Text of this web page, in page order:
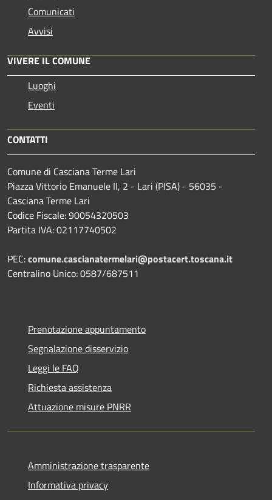
Comunicati
Avvisi
VIVERE IL COMUNE
Luoghi
Eventi
CONTATTI
Comune di Casciana Terme Lari
Piazza Vittorio Emanuele II, 2 - Lari (PISA) - 56035 -
Casciana Terme Lari
Codice Fiscale: 90054320503
Partita IVA: 02117740502
PEC:comune.cascianatermelari@postacert.toscana.it
Centralino Unico: 0587/687511
Prenotazione appuntamento
Segnalazione disservizio
Leggi le FAQ
Richiesta assistenza
Attuazione misure PNRR
Amministrazione trasparente
Informativa privacy